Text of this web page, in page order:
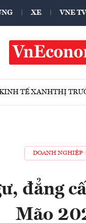
XE VNE TV
TẾ XANHTHỊ
DOANH NGHIỆP
đẳng
Mão